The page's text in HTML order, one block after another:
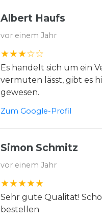
Albert Haufs
vor einem Jahr
Es handelt sich um ein
vermuten lässt, gibt es
gewesen.
Zum Google-Profil
Simon Schmitz
vor einem Jahr
Sehr gute Qualität!
bestellen